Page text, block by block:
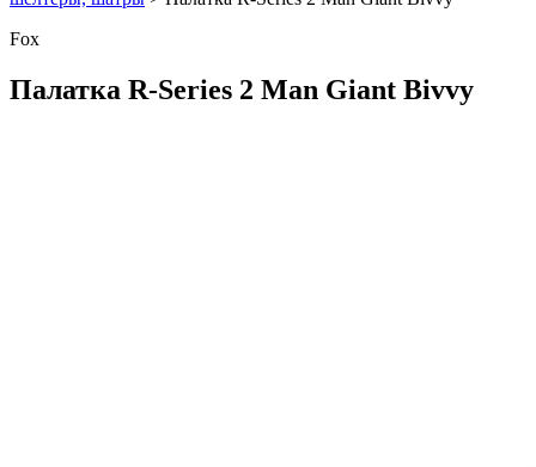
Fox
Палатка R-Series 2 Man Giant Bivvy